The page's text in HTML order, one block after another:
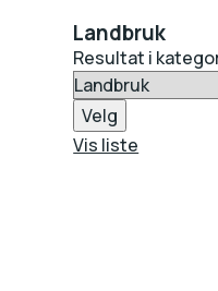
Landbruk
Resultat i
Velg
Vis liste